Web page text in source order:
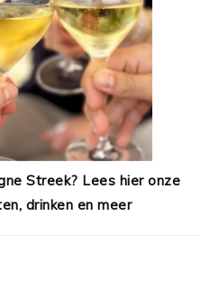
Streek? Lees hier onze
drinken en meer